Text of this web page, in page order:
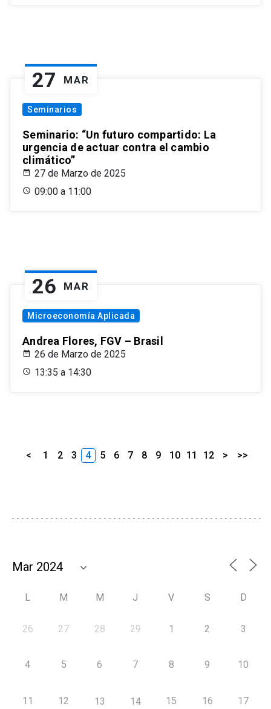
27 MAR
Seminarios
Seminario: “Un futuro compartido: La
urgencia de actuar contra el cambio
climático”
27 de Marzo de 2025
09:00 a 11:00
26 MAR
Microeconomía Aplicada
Andrea Flores, FGV – Brasil
26 de Marzo de 2025
13:35 a 14:30
< 1 2 3 4 5 6 7 8 9 10 11 12 > >>
L M M J V S D
26 27 28 29 1 2 3
4 5 6 7 8 9 10
11 12 13 14 15 16 17